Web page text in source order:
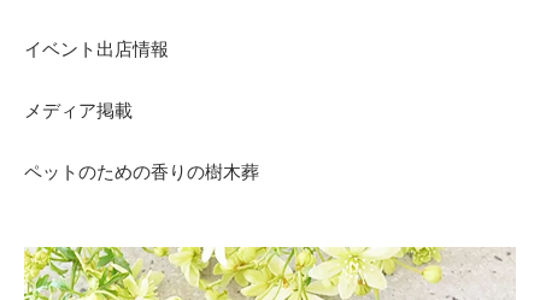
イベント出店情報
メディア掲載
ペットのための香りの樹木葬